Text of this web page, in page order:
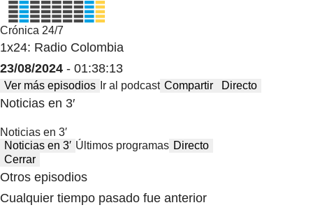
Crónica 24/7
1x24: Radio Colombia
23/08/2024 - 01:38:13
Ver más episodios Ir al podcast Compartir Directo
Noticias en 3′
Noticias en 3′
Noticias en 3′ Últimos programas Directo
Cerrar
Otros episodios
Cualquier tiempo pasado fue anterior